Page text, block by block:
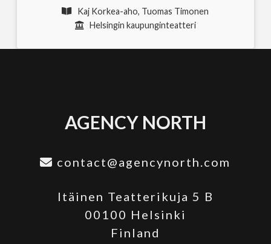
Kaj Korkea-aho, Tuomas Timonen
Helsingin kaupunginteatteri
AGENCY NORTH
contact@agencynorth.com
Itäinen Teatterikuja 5 B
00100 Helsinki
Finland